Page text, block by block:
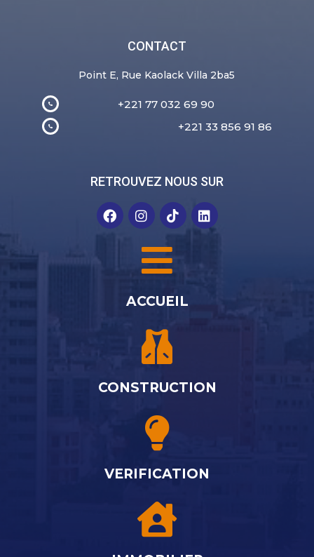
CONTACT
Point E, Rue Kaolack Villa 2ba5
+221 77 032 69 90
+221 33 856 91 86
RETROUVEZ NOUS SUR
ACCUEIL
CONSTRUCTION
VERIFICATION